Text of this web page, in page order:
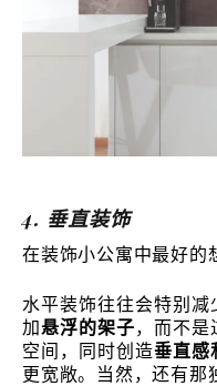
4. 垂直装饰
在装饰小公寓中最好的
水平装饰往往会特别
加悬浮的架子，而不是
空间，同时创造垂直感
更宽敞。当然，还有那